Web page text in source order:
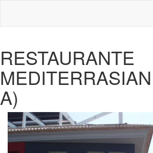
RESTAURANTE
A)